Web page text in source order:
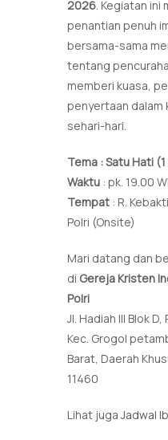
2026. Kegiatan ini
penantian penuh
bersama-sama
tentang
memberi kuasa,
penyertaan dalam
sehari-hari.
Tema : Satu Hati
Waktu : pk. 19.00
Tempat : R.
Polri (Onsite)
Mari datang dan
di Gereja Kristen
Polri
Jl. Hadiah III Blok D,
Kec. Grogol
Barat, Daerah
11460
Lihat jugaJadwal